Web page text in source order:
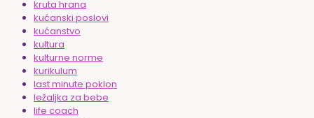
kruta hrana
kućanski poslovi
kućanstvo
kultura
kulturne norme
kurikulum
last minute poklon
ležaljka za bebe
life coach